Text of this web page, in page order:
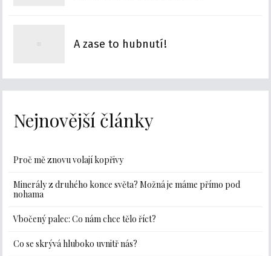
A zase to hubnutí!
Nejnovější články
Proč mě znovu volají kopřivy
Minerály z druhého konce světa? Možná je máme přímo pod
nohama
Vbočený palec: Co nám chce tělo říct?
Co se skrývá hluboko uvnitř nás?